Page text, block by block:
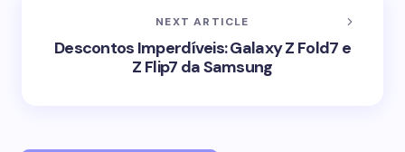
NEXT ARTICLE
Descontos Imperdíveis: Galaxy Z Fold7 e
Z Flip7 da Samsung